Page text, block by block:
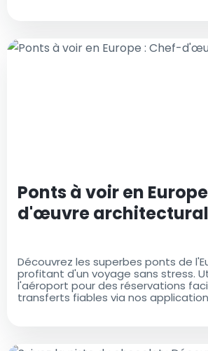
Ponts à voir en
d'œuvre architectural
Découvrez les superbes ponts de
profitant d'un voyage sans stress.
l'aéroport pour des réservations
transferts fiables via nos